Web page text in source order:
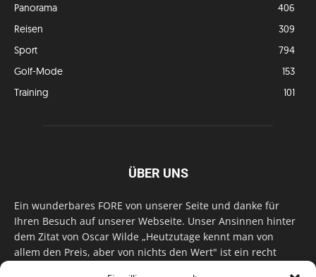
Panorama
406
Reisen
309
Sport
794
Golf-Mode
153
Training
101
ÜBER UNS
Ein wunderbares FORE von unserer Seite und danke für
Ihren Besuch auf unserer Webseite. Unser Ansinnen hinter
dem Zitat von Oscar Wilde „Heutzutage kennt man von
allem den Preis, aber von nichts den Wert" ist ein recht